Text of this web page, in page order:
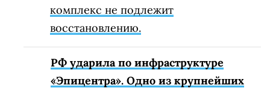
комплекс не подлежит
восстановлению.
РФ ударила по инфраструктуре
«Эпицентра». Одно из крупнейших